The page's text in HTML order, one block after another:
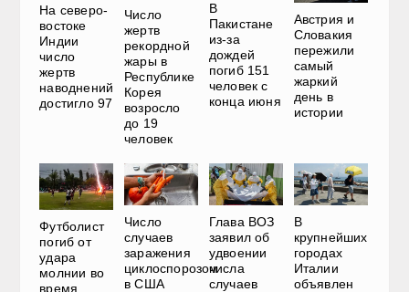
На северо-
востоке
Индии
число
жертв
наводнений
достигло 97
Число
жертв
рекордной
жары в
Республике
Корея
возросло
до 19
человек
В
Пакистане
из-за
дождей
погиб 151
человек с
конца июня
Австрия и
Словакия
пережили
самый
жаркий
день в
истории
Футболист
погиб от
удара
молнии во
время
Число
случаев
заражения
циклоспорозом
в США
Глава ВОЗ
заявил об
удвоении
числа
случаев
В
крупнейших
городах
Италии
объявлен